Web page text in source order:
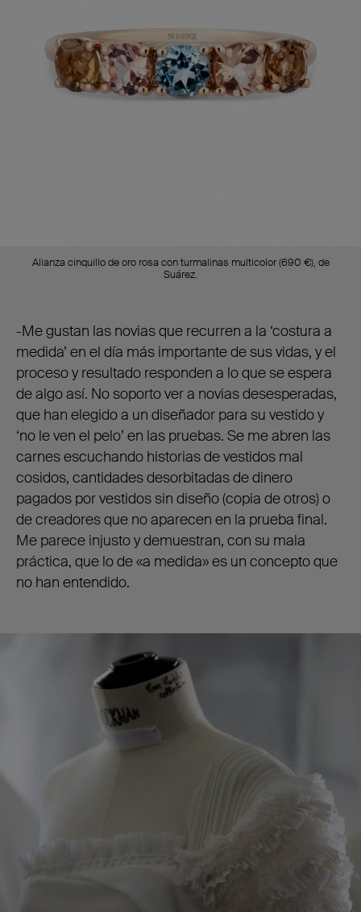
Alianza cinquillo de oro rosa con turmalinas multicolor (690 €), de
Suárez.
-Me gustan las novias que recurren a la ‘costura a
medida’ en el día más importante de sus vidas, y el
proceso y resultado responden a lo que se espera
de algo así. No soporto ver a novias desesperadas,
que han elegido a un diseñador para su vestido y
‘no le ven el pelo’ en las pruebas. Se me abren las
carnes escuchando historias de vestidos mal
cosidos, cantidades desorbitadas de dinero
pagados por vestidos sin diseño (copia de otros) o
de creadores que no aparecen en la prueba final.
Me parece injusto y demuestran, con su mala
práctica, que lo de «a medida» es un concepto que
no han entendido.